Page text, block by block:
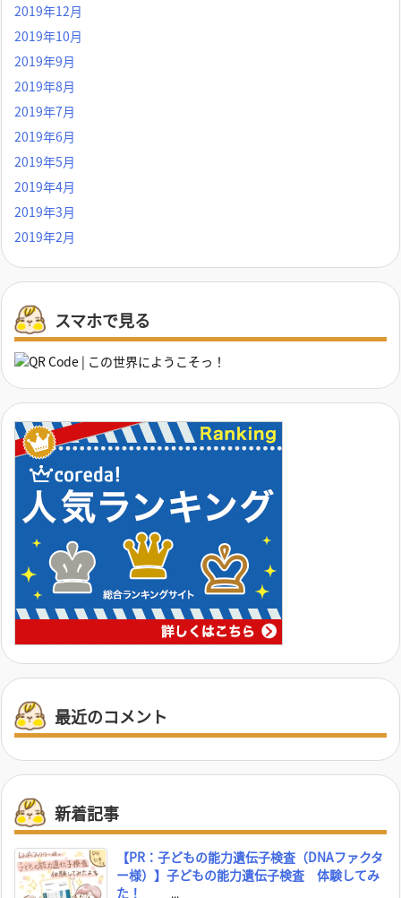
2019年12月
2019年10月
2019年9月
2019年8月
2019年7月
2019年6月
2019年5月
2019年4月
2019年3月
2019年2月
スマホで見る
最近のコメント
新着記事
【PR：子どもの能力遺伝子検査（DNAファクタ
ー様）】子どもの能力遺伝子検査 体験してみ
た！
...